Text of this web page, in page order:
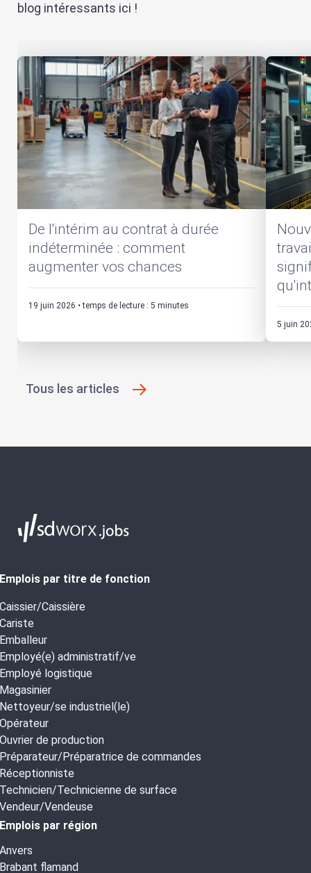
blog intéressants ici !
Démarrer
De l'intérim au contrat à durée
indéterminée : comment
augmenter vos chances
19 juin 2026 •temps de lecture : 5 minutes
5 juin
Tous les articles
Emplois par titre de fonction
Caissier/Caissière
Cariste
Emballeur
Employé(e) administratif/ve
Employé logistique
Magasinier
Nettoyeur/se industriel(le)
Opérateur
Ouvrier de production
Préparateur/Préparatrice de commandes
Réceptionniste
Technicien/Technicienne de surface
Vendeur/Vendeuse
Emplois par région
Anvers
Brabant flamand